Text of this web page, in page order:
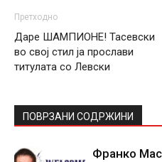
Претходно
Даре ШАМПИОНЕ! Тасевски
во свој стил ја прослави
титулата со Левски
ПОВРЗАНИ СОДРЖИНИ
Франко